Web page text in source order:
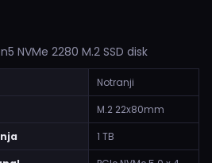
NVMe 2280 M.2 SSD disk
Notranji
M.2 22x80mm
1 TB